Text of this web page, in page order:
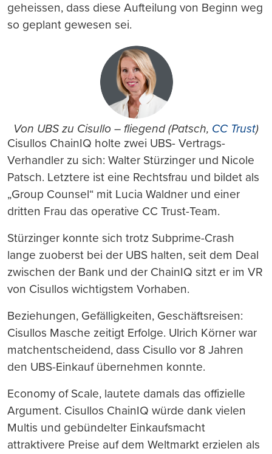
geheissen, dass diese Aufteilung von Beginn weg
so geplant gewesen sei.
Von UBS zu Cisullo – fliegend (Patsch, CC Trust)
Cisullos ChainIQ holte zwei UBS- Vertrags-
Verhandler zu sich: Walter Stürzinger und Nicole
Patsch. Letztere ist eine Rechtsfrau und bildet als
„Group Counsel“ mit Lucia Waldner und einer
dritten Frau das operative CC Trust-Team.
Stürzinger konnte sich trotz Subprime-Crash
lange zuoberst bei der UBS halten, seit dem Deal
zwischen der Bank und der ChainIQ sitzt er im VR
von Cisullos wichtigstem Vorhaben.
Beziehungen, Gefälligkeiten, Geschäftsreisen:
Cisullos Masche zeitigt Erfolge. Ulrich Körner war
matchentscheidend, dass Cisullo vor 8 Jahren
den UBS-Einkauf übernehmen konnte.
Economy of Scale, lautete damals das offizielle
Argument. Cisullos ChainIQ würde dank vielen
Multis und gebündelter Einkaufsmacht
attraktivere Preise auf dem Weltmarkt erzielen als